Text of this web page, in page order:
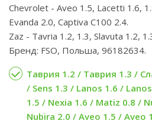
Chevrolet - Aveo 1.5, Lacetti 1.6,
Evanda 2.0, Captiva C100 2.4.
Zaz - Tavria 1.2, 1.3, Slavuta 1.2,
Бренд: FSO, Польша, 96182634.
Таврия 1.2 / Таврия 1.3 /
/ Sens 1.3 / Lanos 1.6 /
1.5 / Nexia 1.6 / Matiz 0.8 /
Nubira 2.0 / Aveo 1.5 /